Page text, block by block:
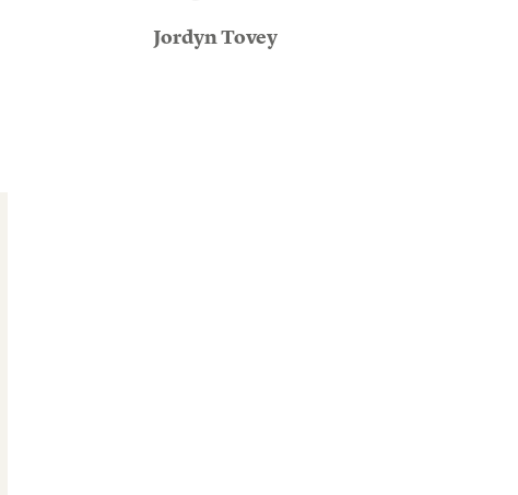
Jordyn Tovey